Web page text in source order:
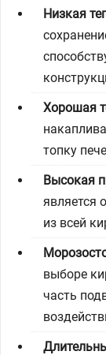
Низкая
Хорошая
топку
Высокая
является
из всей
выборе
часть